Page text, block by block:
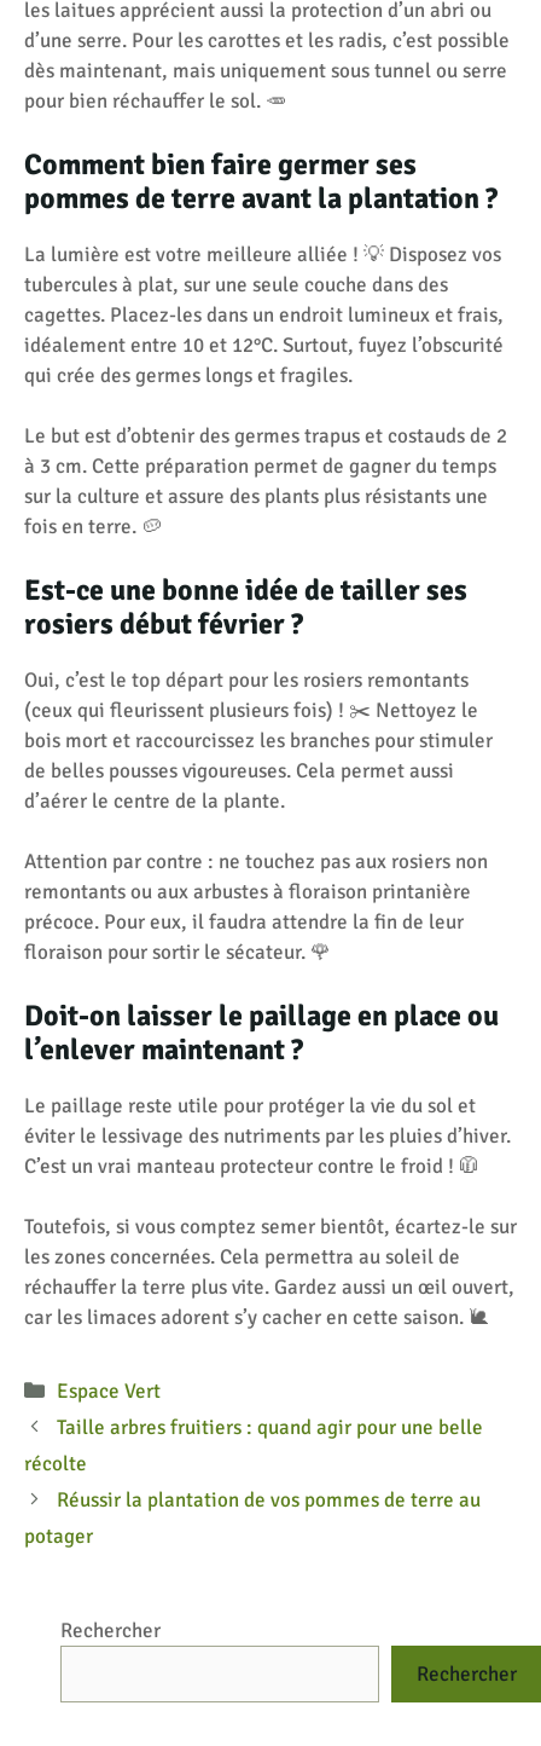
les laitues apprécient aussi la protection d’un abri ou
d’une serre. Pour les carottes et les radis, c’est possible
dès maintenant, mais uniquement sous tunnel ou serre
pour bien réchauffer le sol. 🥕
Comment bien faire germer ses
pommes de terre avant la plantation ?
La lumière est votre meilleure alliée ! 💡 Disposez vos
tubercules à plat, sur une seule couche dans des
cagettes. Placez-les dans un endroit lumineux et frais,
idéalement entre 10 et 12°C. Surtout, fuyez l’obscurité
qui crée des germes longs et fragiles.
Le but est d’obtenir des germes trapus et costauds de 2
à 3 cm. Cette préparation permet de gagner du temps
sur la culture et assure des plants plus résistants une
fois en terre. 🥔
Est-ce une bonne idée de tailler ses
rosiers début février ?
Oui, c’est le top départ pour les rosiers remontants
(ceux qui fleurissent plusieurs fois) ! ✂️ Nettoyez le
bois mort et raccourcissez les branches pour stimuler
de belles pousses vigoureuses. Cela permet aussi
d’aérer le centre de la plante.
Attention par contre : ne touchez pas aux rosiers non
remontants ou aux arbustes à floraison printanière
précoce. Pour eux, il faudra attendre la fin de leur
floraison pour sortir le sécateur. 🌹
Doit-on laisser le paillage en place ou
l’enlever maintenant ?
Le paillage reste utile pour protéger la vie du sol et
éviter le lessivage des nutriments par les pluies d’hiver.
C’est un vrai manteau protecteur contre le froid ! 🧥
Toutefois, si vous comptez semer bientôt, écartez-le sur
les zones concernées. Cela permettra au soleil de
réchauffer la terre plus vite. Gardez aussi un œil ouvert,
car les limaces adorent s’y cacher en cette saison. 🐌
Catégories
Espace Vert
Taille arbres fruitiers : quand agir pour une belle
récolte
Réussir la plantation de vos pommes de terre au
potager
Rechercher
Rechercher